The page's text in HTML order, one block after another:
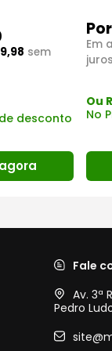
sem
de desconto
Em
Ou
No
Fale
Av. 3ª
Pedro